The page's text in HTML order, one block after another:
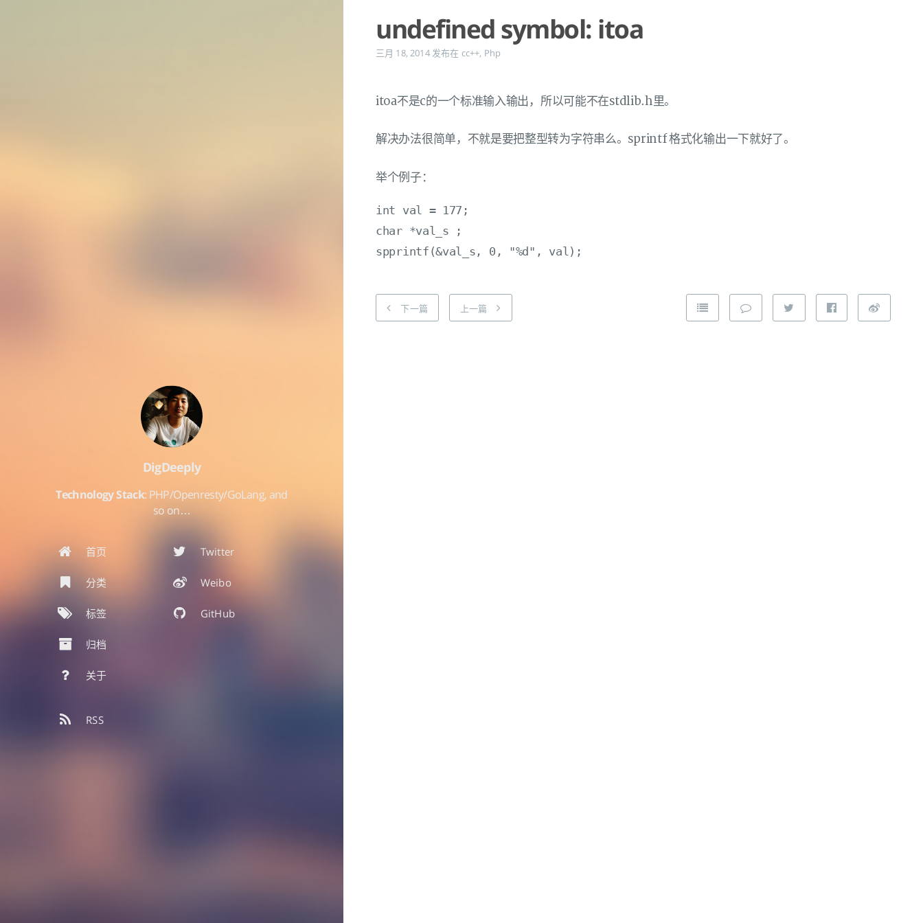
DigDeeply
Technology Stack: PHP/Openresty/GoLang, and
so on…
首页
分类
标签
归档
关于
Twitter
Weibo
GitHub
RSS
undefined symbol: itoa
三月 18, 2014 发布在 cc++, Php
itoa不是c的一个标准输入输出，所以可能不在stdlib.h里。
解决办法很简单，不就是要把整型转为字符串么。sprintf 格式化输出一下就好了。
举个例子：
int val = 177;
char *val_s ;
下一篇 上一篇